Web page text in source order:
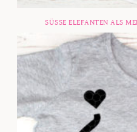
SÜSSE ELEFANTEN ALS